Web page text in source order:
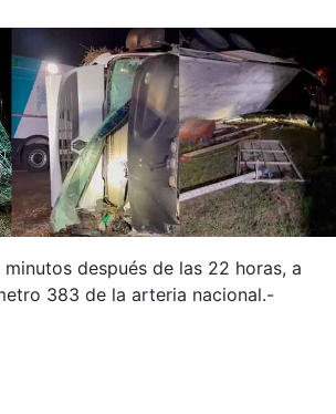
después de las 22 horas, a
383 de la arteria nacional.-